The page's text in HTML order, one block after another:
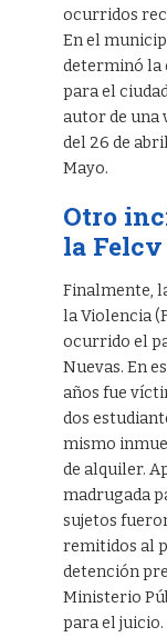
ocurridos
En el
determinó la
para el
autor de una
del 26 de
Mayo.
Otro
la Felcv
Finalmente,
la Violencia
ocurrido el
Nuevas. En
años fue
dos
mismo
de alquiler.
madrugada
sujetos
remitidos al
detención
Ministerio
para el juicio.